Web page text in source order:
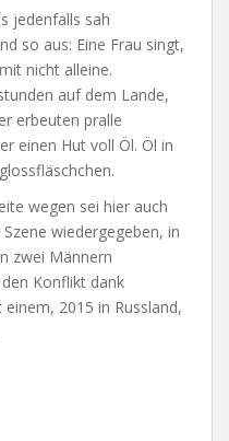
jedenfalls sah
so aus: Eine Frau singt,
nicht alleine.
auf dem Lande,
erbeuten pralle
einen Hut voll Öl. Öl in
wegen sei hier auch
wiedergegeben, in
zwei Männern
Konflikt dank
2015 in Russland,